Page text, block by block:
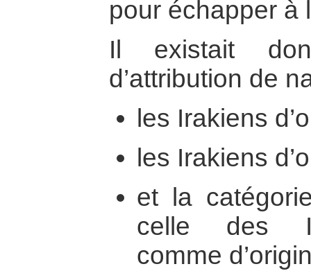
pour échapper à
Il existait
d’attribution de
les Irakiens
les Irakiens
et la
celle des
comme